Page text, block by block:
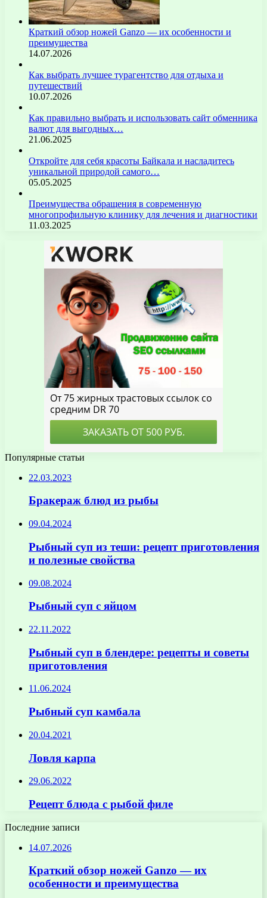
Краткий обзор ножей Ganzo — их особенности и
преимущества
14.07.2026
Как выбрать лучшее турагентство для отдыха и
путешествий
10.07.2026
Как правильно выбрать и использовать сайт обменника
валют для выгодных…
21.06.2025
Откройте для себя красоты Байкала и насладитесь
уникальной природой самого…
05.05.2025
Преимущества обращения в современную
многопрофильную клинику для лечения и диагностики
11.03.2025
Популярные статьи
22.03.2023
Бракераж блюд из рыбы
09.04.2024
Рыбный суп из теши: рецепт приготовления
и полезные свойства
09.08.2024
Рыбный суп с яйцом
22.11.2022
Рыбный суп в блендере: рецепты и советы
приготовления
11.06.2024
Рыбный суп камбала
20.04.2021
Ловля карпа
29.06.2022
Рецепт блюда с рыбой филе
Последние записи
14.07.2026
Краткий обзор ножей Ganzo — их
особенности и преимущества